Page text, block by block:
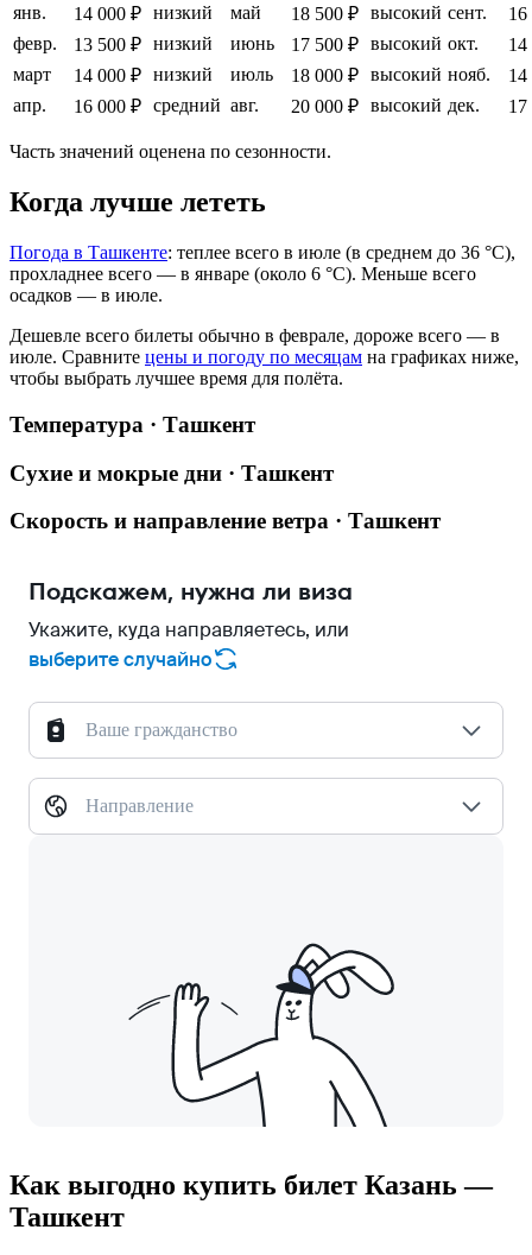
янв.
14 000 ₽ низкий май 18 500 ₽ высокий сент.
16
февр.
13 500 ₽ низкий июнь 17 500 ₽ высокий окт.
14
март
14 000 ₽ низкий июль 18 000 ₽ высокий нояб.
14
апр.
16 000 ₽ средний авг. 20 000 ₽ высокий дек. 17
Часть значений оценена по сезонности.
Когда лучше лететь
Погода в Ташкенте: теплее всего в июле (в среднем до 36 °C),
прохладнее всего — в январе (около 6 °C). Меньше всего
осадков — в июле.
Дешевле всего билеты обычно в феврале, дороже всего — в
июле. Сравните цены и погоду по месяцам на графиках ниже,
чтобы выбрать лучшее время для полёта.
Температура · Ташкент
Сухие и мокрые дни · Ташкент
Скорость и направление ветра · Ташкент
Подскажем, нужна ли виза
Укажите, куда направляетесь, или
выберите случайно
Ваше гражданство
Направление
Как выгодно купить билет Казань —
Ташкент